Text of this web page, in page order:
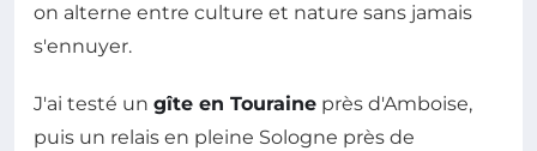
on alterne entre culture et nature sans jamais
s'ennuyer.
J'ai testé un gîte en Touraine près d'Amboise,
puis un relais en pleine Sologne près de